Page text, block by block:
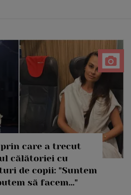
care a trecut
călătoriei cu
de copii: "Suntem
să facem..."